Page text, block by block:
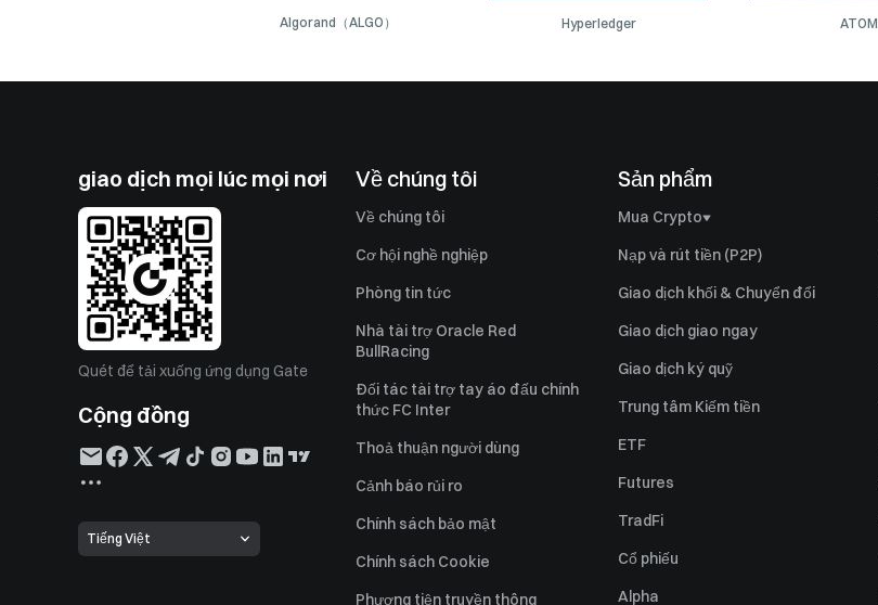
Algorand（ALGO） Hyperledger ATOM
giao dịch mọi lúc mọi nơi
Quét để tải xuống ứng dụng Gate
Cộng đồng
Tiếng Việt
Về chúng tôi
Về chúng tôi
Cơ hội nghề nghiệp
Phòng tin tức
Nhà tài trợ Oracle Red
BullRacing
Đối tác tài trợ tay áo đấu chính
thức FC Inter
Thoả thuận người dùng
Cảnh báo rủi ro
Chính sách bảo mật
Chính sách Cookie
Phương tiện truyền thông
Sản phẩm
Mua Crypto
Nạp và rút tiền (P2P)
Giao dịch khối & Chuyển đổi
Giao dịch giao ngay
Giao dịch ký quỹ
Trung tâm Kiếm tiền
ETF
Futures
TradFi
Cổ phiếu
Alpha